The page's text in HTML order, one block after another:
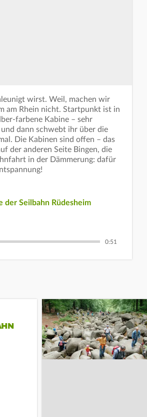
wirst. Weil, machen wir
am Rhein nicht. Startpunkt ist in
farbene Kabine – sehr
dann schwebt ihr über die
Die Kabinen sind offen – das
der anderen Seite Bingen, die
in der Dämmerung: dafür
der Seilbahn Rüdesheim
0:51